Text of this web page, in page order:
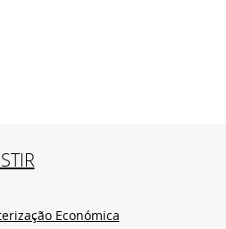
Económica